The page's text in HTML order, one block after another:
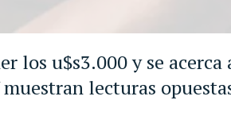
los u$s3.000 y se
lecturas